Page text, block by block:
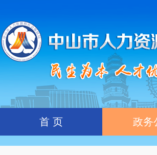
首 页 政务